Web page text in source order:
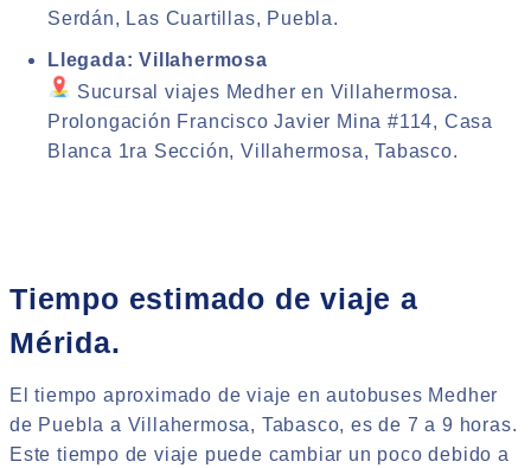
Serdán, Las Cuartillas, Puebla.
Llegada: Villahermosa
Sucursal viajes Medher en Villahermosa.
Prolongación Francisco Javier Mina #114, Casa
Blanca 1ra Sección, Villahermosa, Tabasco.
Tiempo estimado de viaje a
Mérida.
El tiempo aproximado de viaje en autobuses Medher
de Puebla a Villahermosa, Tabasco, es de 7 a 9 horas.
Este tiempo de viaje puede cambiar un poco debido a